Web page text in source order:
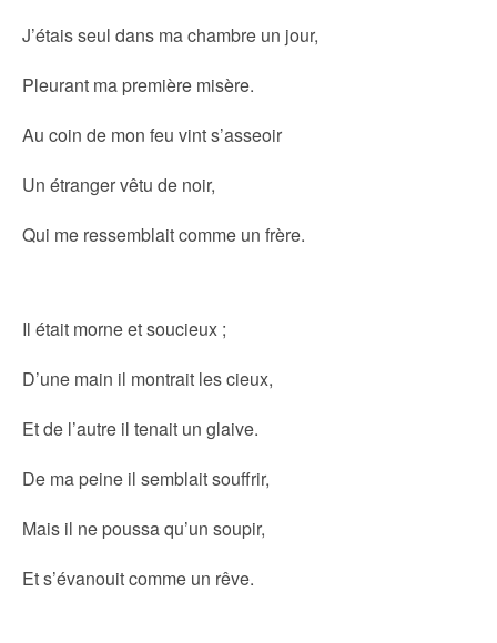
J’étais seul dans ma chambre un jour,
Pleurant ma première misère.
Au coin de mon feu vint s’asseoir
Un étranger vêtu de noir,
Qui me ressemblait comme un frère.
Il était morne et soucieux ;
D’une main il montrait les cieux,
Et de l’autre il tenait un glaive.
De ma peine il semblait souffrir,
Mais il ne poussa qu’un soupir,
Et s’évanouit comme un rêve.